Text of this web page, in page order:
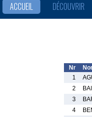
ACCUEIL DÉCOUVRIR
Nr
1
2
3
4